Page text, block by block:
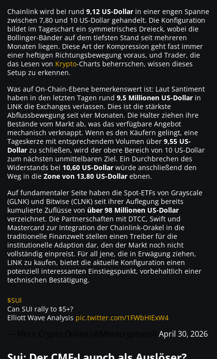
Chainlink wird bei rund 9,12 US-Dollar in einer engen Spanne
zwischen 7,80 und 10 US-Dollar gehandelt. Die Konfiguration
bildet im Tageschart ein symmetrisches Dreieck, wobei die
Bollinger-Bänder auf dem tiefsten Stand seit mehreren
Monaten liegen. Diese Art der Kompression geht fast immer
einer heftigen Richtungsbewegung voraus, und Trader, die
das Lesen von Krypto-Charts beherrschen, wissen dieses
Setup zu erkennen.
Was auf On-Chain-Ebene bemerkenswert ist: Laut Santiment
haben in den letzten Tagen rund 9,5 Millionen US-Dollar in
LINK die Exchanges verlassen. Dies ist die stärkste
Abflussbewegung seit vier Monaten. Die Halter ziehen ihre
Bestände vom Markt ab, was das verfügbare Angebot
mechanisch verknappt. Wenn es den Käufern gelingt, eine
Tageskerze mit entsprechendem Volumen über 9,55 US-
Dollar zu schließen, wird der obere Bereich von 10 US-Dollar
zum nächsten unmittelbaren Ziel. Ein Durchbrechen des
Widerstands bei 10,60 US-Dollar würde anschließend den
Weg in die Zone von 13,80 US-Dollar ebnen.
Auf fundamentaler Seite haben die Spot-ETFs von Grayscale
(GLNK) und Bitwise (CLNK) seit ihrer Auflegung bereits
kumulierte Zuflüsse von über 98 Millionen US-Dollar
verzeichnet. Die Partnerschaften mit DTCC, Swift und
Mastercard zur Integration der Chainlink-Orakel in die
traditionelle Finanzwelt stellen einen Treiber für die
institutionelle Adaption dar, den der Markt noch nicht
vollständig einpreist. Für all jene, die in Erwägung ziehen,
LINK zu kaufen, bietet die aktuelle Konfiguration einen
potenziell interessanten Einstiegspunkt, vorbehaltlich einer
technischen Bestätigung.
$SUI
Can SUI rally to $5+?
Elliott Wave Analysis pic.twitter.com/1FWbHIExW4
April 30, 2026